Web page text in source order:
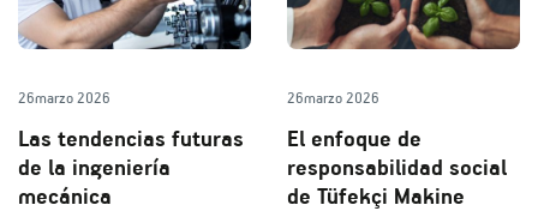
26marzo 2026
Las tendencias futuras
de la ingeniería
mecánica
26marzo 2026
El enfoque de
responsabilidad social
de Tüfekçi Makine